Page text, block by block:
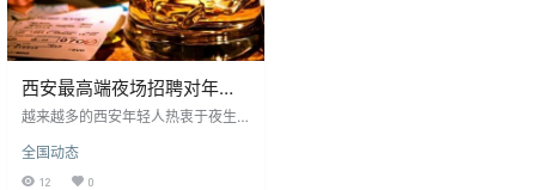
西安最高端夜场招聘对年轻
人的吸引力
越来越多的西安年轻人热衷于夜生
拓展社交圈，并可能获得高薪。参
与高端夜场招聘被视为重要机遇，
全国动态
12 0